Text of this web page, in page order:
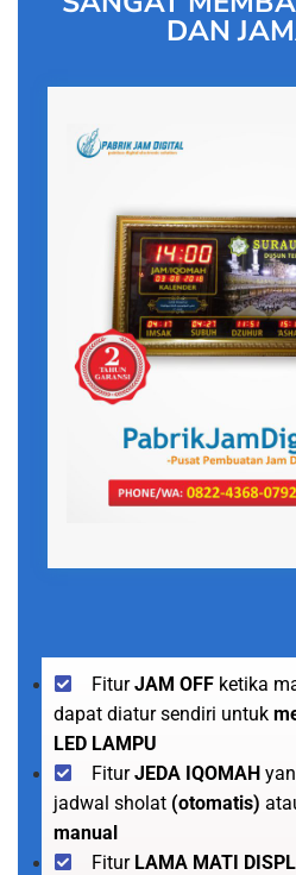
DAN
FiturJAM OFF ketika
dapat diatur sendiri untuk
LED LAMPU
FiturJEDA IQOMAH
jadwal sholat (otomatis)
manual
Fitur LAMA MATI